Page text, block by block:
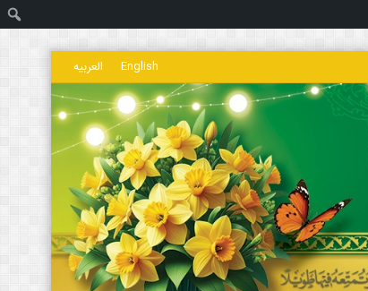
English العربیه